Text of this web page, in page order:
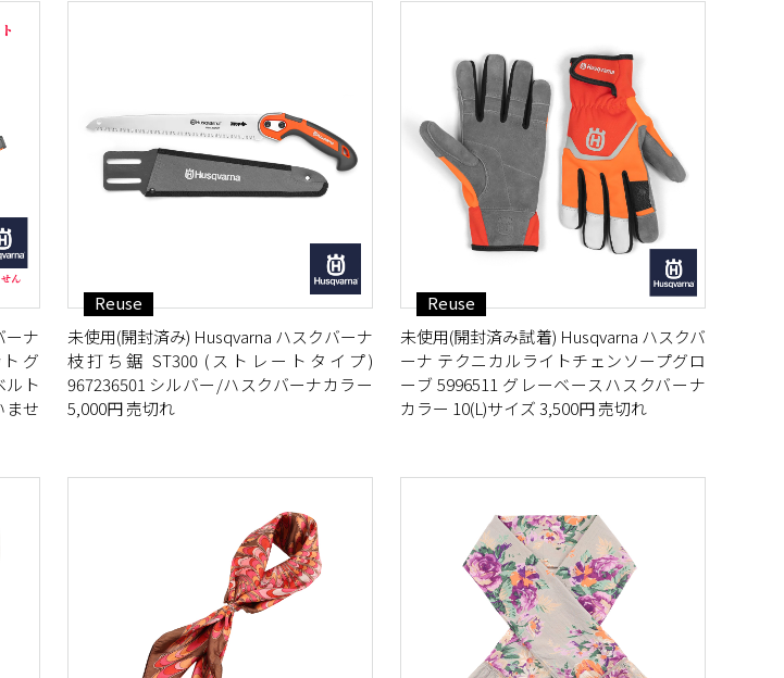
ーナ
グ
ルト
ませ
Reuse
未使用(開封済み) Husqvarna ハスクバーナ
枝打ち鋸 ST300 (ストレートタイプ)
967236501 シルバー/ハスクバーナカラー
5,000円 売切れ
Reuse
未使用(開封済み試着) Husqvarna ハスクバ
ーナ テクニカルライトチェンソープグロ
ーブ 5996511 グレーベースハスクバーナ
カラー 10(L)サイズ 3,500円 売切れ